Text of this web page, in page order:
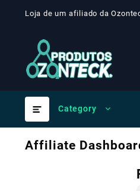
Loja de um afiliado da
Category
Affiliate